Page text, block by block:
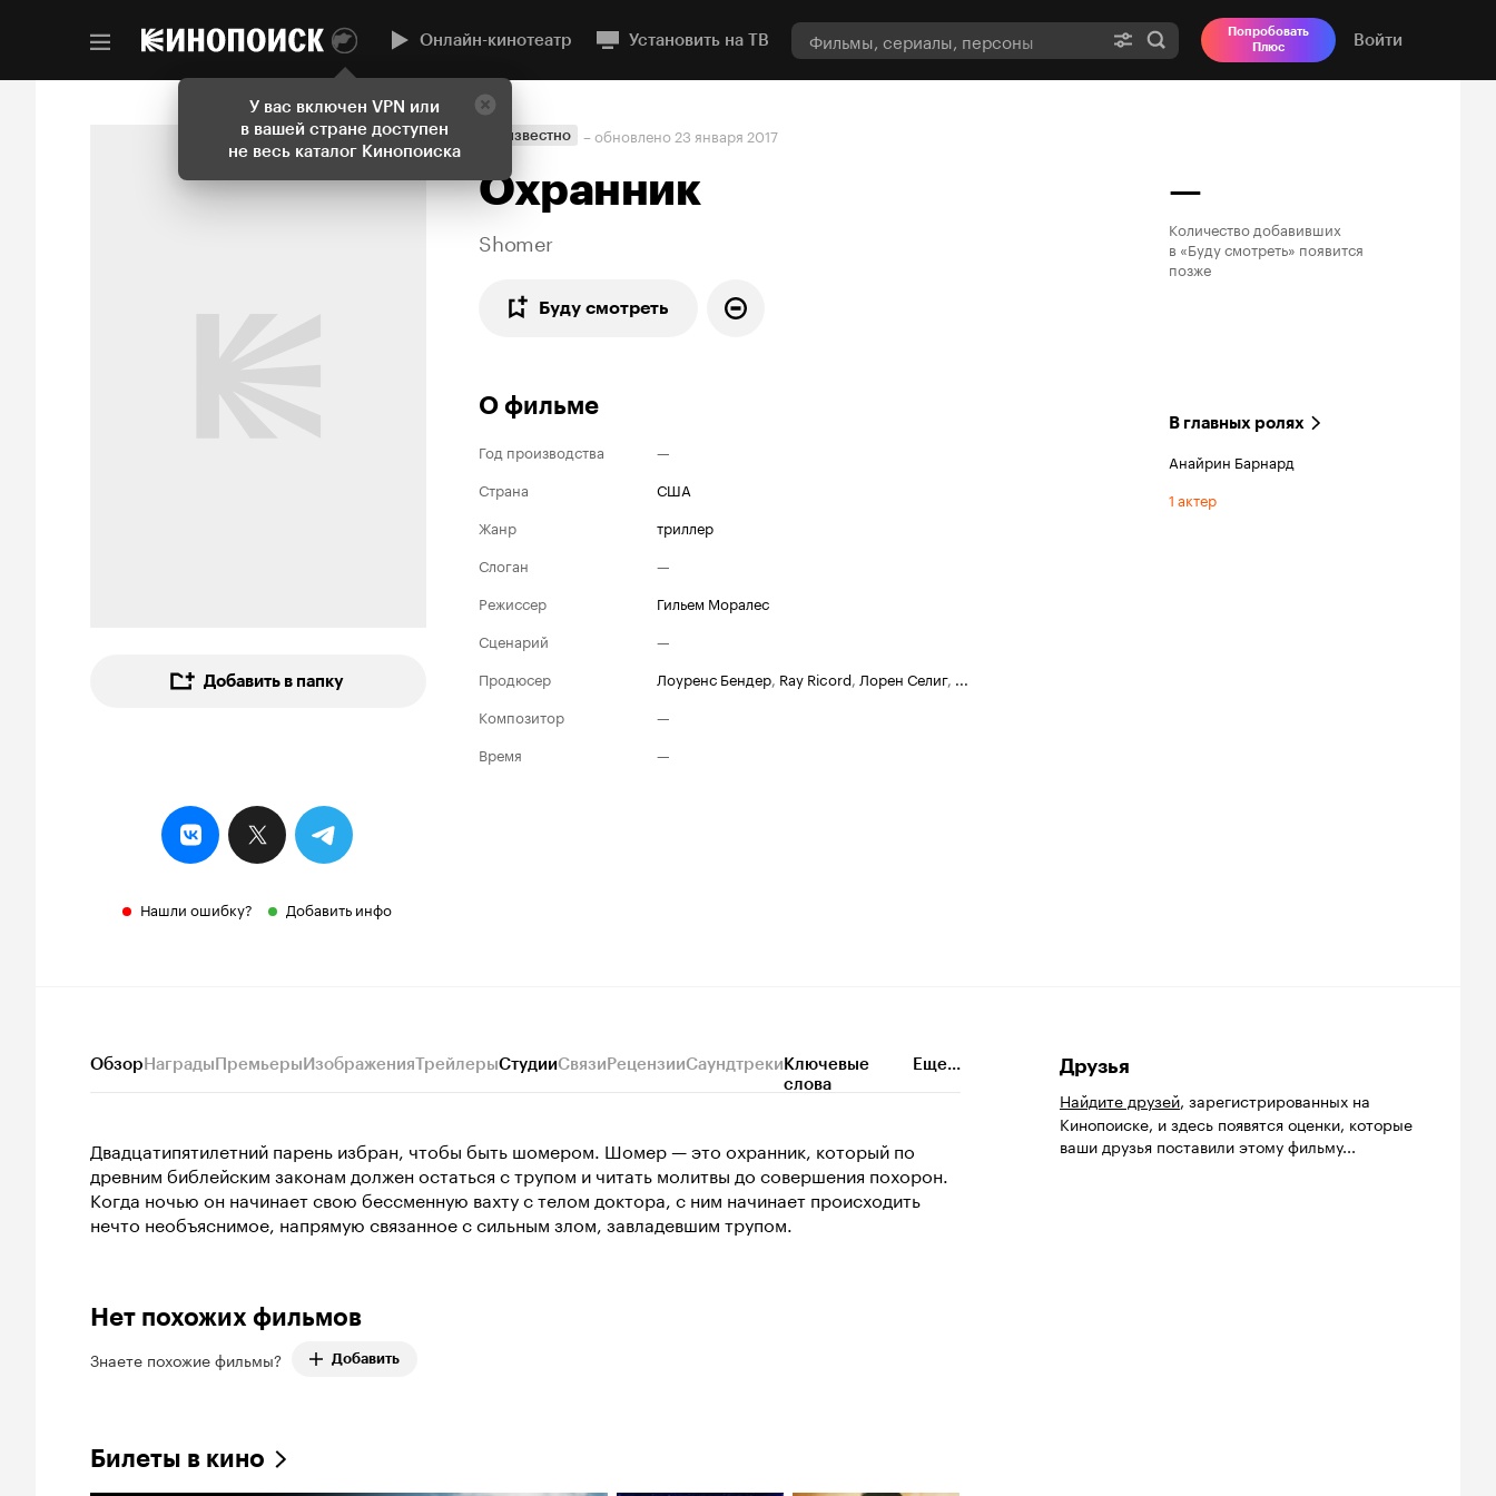
У вас включен VPN или
в вашей стране доступен
не весь каталог Кинопоиска
Онлайн-кинотеатр Установить на ТВ
Попробовать
Плюс
Войти
Добавить в папку
Нашли ошибку? Добавить инфо
Неизвестно – обновлено 23 января 2017
Охранник
Shomer
Буду смотреть
—
Количество добавивших
в «Буду смотреть» появится
позже
О фильме
Год производства
—
Страна
США
Жанр
триллер
Слоган
—
Режиссер
Гильем Моралес
Сценарий
—
Продюсер
Лоуренс Бендер, Ray Ricord, Лорен Селиг, ...
Композитор
—
Время
—
В главных ролях
Анайрин Барнард
1 актер
ОбзорНаградыПремьерыИзображенияТрейлерыСтудииСвязиРецензииСаундтрекиКлючевые
слова
Еще...
Двадцатипятилетний парень избран, чтобы быть шомером. Шомер — это охранник, который по
древним библейским законам должен остаться с трупом и читать молитвы до совершения похорон.
Когда ночью он начинает свою бессменную вахту с телом доктора, с ним начинает происходить
нечто необъяснимое, напрямую связанное с сильным злом, завладевшим трупом.
Нет похожих фильмов
Знаете похожие фильмы? Добавить
Билеты в кино
Друзья
Найдите друзей, зарегистрированных на
Кинопоиске, и здесь появятся оценки, которые
ваши друзья поставили этому фильму...